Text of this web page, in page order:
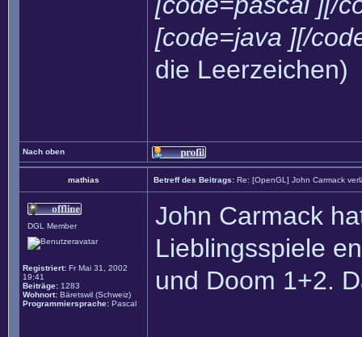
[code=java ][/
die Leerzeichen)
Nach oben
mathias Betreff des Beitrags: Re: [OpenGL] John Carmack
DGL Member
Registriert: Fr Mai 31, 2002
19:41
Beiträge: 1283
Wohnort: Bäretswil (Schweiz)
Programmiersprache: Pascal
John Carmack
Lieblingsspiele
und Doom 1+2.